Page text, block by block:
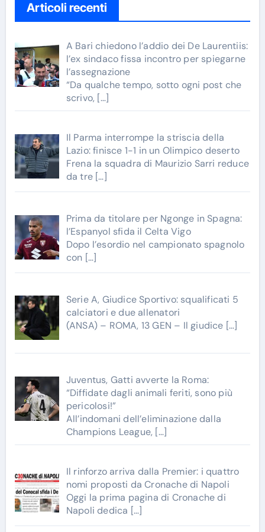
Articoli recenti
A Bari chiedono l’addio dei De Laurentiis:
l’ex sindaco fissa incontro per spiegarne
l’assegnazione
“Da qualche tempo, sotto ogni post che
scrivo, […]
Il Parma interrompe la striscia della
Lazio: finisce 1-1 in un Olimpico deserto
Frena la squadra di Maurizio Sarri reduce
da tre […]
Prima da titolare per Ngonge in Spagna:
l’Espanyol sfida il Celta Vigo
Dopo l’esordio nel campionato spagnolo
con […]
Serie A, Giudice Sportivo: squalificati 5
calciatori e due allenatori
(ANSA) – ROMA, 13 GEN – Il giudice […]
Juventus, Gatti avverte la Roma:
“Diffidate dagli animali feriti, sono più
pericolosi!”
All’indomani dell’eliminazione dalla
Champions League, […]
Il rinforzo arriva dalla Premier: i quattro
nomi proposti da Cronache di Napoli
Oggi la prima pagina di Cronache di
Napoli dedica […]